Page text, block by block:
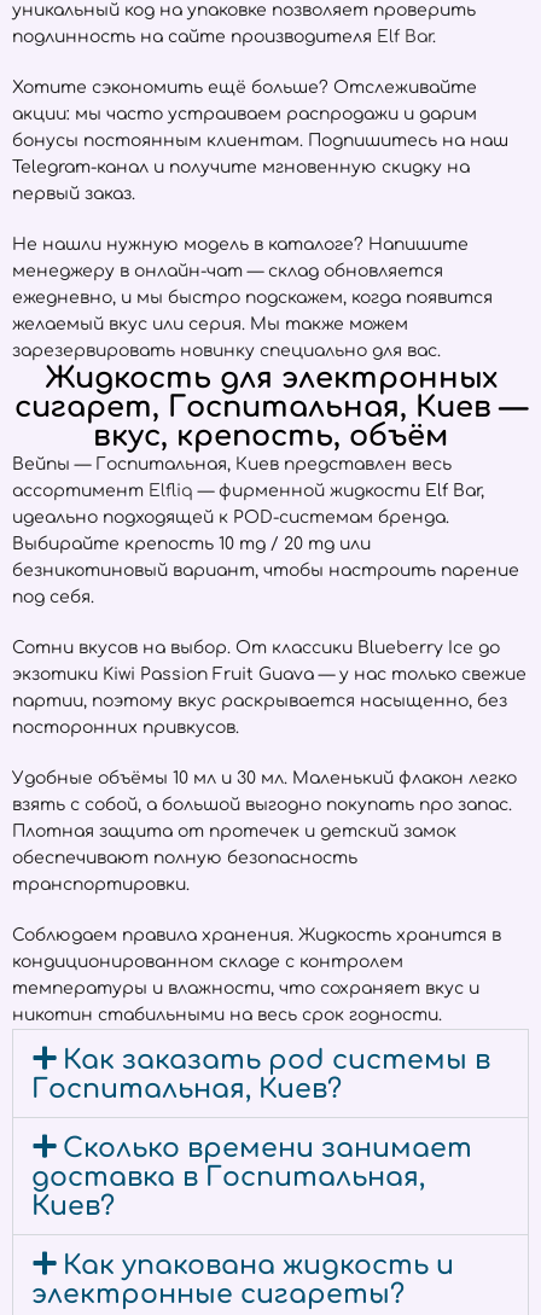
уникальный код на упаковке позволяет проверить
подлинность на сайте производителя Elf Bar.
Хотите сэкономить ещё больше? Отслеживайте
акции: мы часто устраиваем распродажи и дарим
бонусы постоянным клиентам. Подпишитесь на наш
Telegram-канал и получите мгновенную скидку на
первый заказ.
Не нашли нужную модель в каталоге? Напишите
менеджеру в онлайн-чат — склад обновляется
ежедневно, и мы быстро подскажем, когда появится
желаемый вкус или серия. Мы также можем
зарезервировать новинку специально для вас.
Жидкость для электронных
сигарет, Госпитальная, Киев —
вкус, крепость, объём
Вейпы — Госпитальная, Киев представлен весь
ассортимент Elfliq — фирменной жидкости Elf Bar,
идеально подходящей к POD-системам бренда.
Выбирайте крепость 10 mg / 20 mg или
безникотиновый вариант, чтобы настроить парение
под себя.
Сотни вкусов на выбор. От классики Blueberry Ice до
экзотики Kiwi Passion Fruit Guava — у нас только свежие
партии, поэтому вкус раскрывается насыщенно, без
посторонних привкусов.
Удобные объёмы 10 мл и 30 мл. Маленький флакон легко
взять с собой, а большой выгодно покупать про запас.
Плотная защита от протечек и детский замок
обеспечивают полную безопасность
транспортировки.
Соблюдаем правила хранения. Жидкость хранится в
кондиционированном складе с контролем
температуры и влажности, что сохраняет вкус и
никотин стабильными на весь срок годности.
Как заказать pod системы в
Госпитальная, Киев?
Сколько времени занимает
доставка в Госпитальная,
Киев?
Как упакована жидкость и
электронные сигареты?